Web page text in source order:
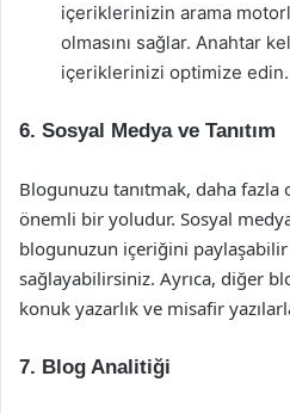
içeriklerinizin arama
olmasını sağlar. Anahtar
içeriklerinizi optimize edin.
6. Sosyal Medya ve Tanıtım
Blogunuzu tanıtmak, daha fazla
önemli bir yoludur. Sosyal
blogunuzun içeriğini
sağlayabilirsiniz. Ayrıca, diğer
konuk yazarlık ve misafir
7. Blog Analitiği